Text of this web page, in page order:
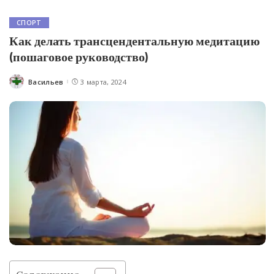
СПОРТ
Как делать трансцендентальную медитацию
(пошаговое руководство)
Posted
Васильев 3 марта, 2024